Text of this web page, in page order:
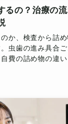
るの？治療の
か、検査から詰
虫歯の進み具合
費の詰め物の違い